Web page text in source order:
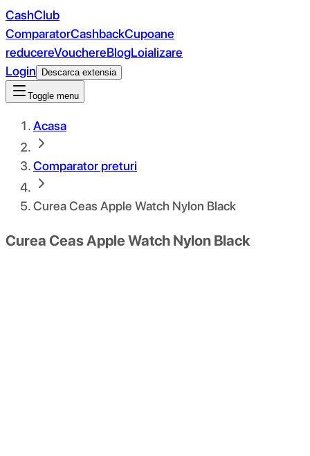
CashClub
ComparatorCashbackCupoane
reducereVouchereBlogLoializare
Login
Descarca extensia
Toggle menu
Acasa
Comparator preturi
Curea Ceas Apple Watch Nylon Black
Curea Ceas Apple Watch Nylon Black